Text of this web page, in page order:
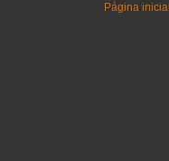
Página